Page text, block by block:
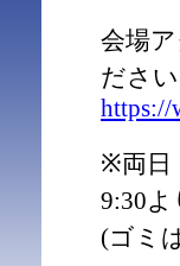
会場
ださい
https://
※両日
9:30
(ゴミ